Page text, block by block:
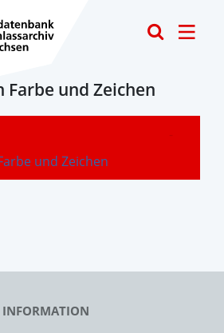
Farbe und Zeichen
und Zeichen
-
INFORMATION